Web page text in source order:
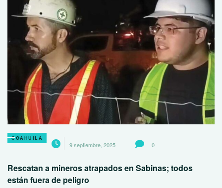
COAHUILA
9 septiembre, 2025 0
Rescatan a mineros atrapados en Sabinas; todos
están fuera de peligro